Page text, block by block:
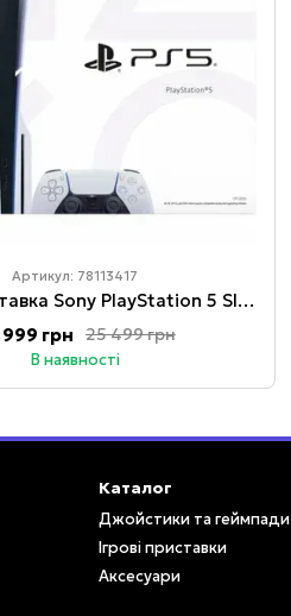
Артикул: 78113417
Ігрова приставка Sony PlayStation 5 Slim (Blu-Ray) (1TB)
25 499 грн
грн
В наявності
Каталог
Джойстики та геймпади
Ігрові приставки
Аксесуари